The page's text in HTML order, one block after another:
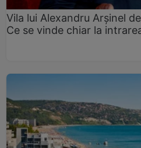
Vila lui Alexandru Arșinel
Ce se vinde chiar la